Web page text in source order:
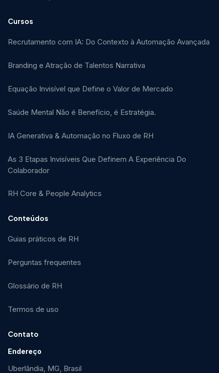
Cursos
Recrutamento com IA: Do Contexto à Automação Avançada
Branding e Atração de Talentos Narrativa
Equação Invisível que Define o Valor de Mercado
Saúde Mental Não é Benefício, é Estratégia.
IA Generativa & Automação no Fluxo de RH
As 3 Etapas Invisíveis Que Definem A Experiência Do
Colaborador
RH Core & People Analytics
Conteúdos
Guias práticos de RH
Perguntas frequentes
Glossário de RH
Termos de uso
Contato
Endereço
Uberlândia, MG, Brasil